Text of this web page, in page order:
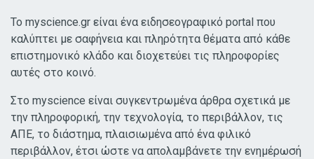
Το myscience.gr είναι ένα ειδησεογραφικό portal που
καλύπτει με σαφήνεια και πληρότητα θέματα από κάθε
επιστημονικό κλάδο και διοχετεύει τις πληροφορίες
αυτές στο κοινό.
Στο myscience είναι συγκεντρωμένα άρθρα σχετικά με
την πληροφορική, την τεχνολογία, το περιβάλλον, τις
ΑΠΕ, το διάστημα, πλαισιωμένα από ένα φιλικό
περιβάλλον, έτσι ώστε να απολαμβάνετε την ενημέρωσή